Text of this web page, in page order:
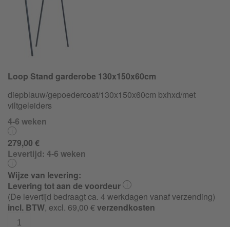
Loop Stand garderobe 130x150x60cm
diepblauw/gepoedercoat/130x150x60cm bxhxd/met
viltgeleiders
4-6 weken
279,00 €
Levertijd: 4-6 weken
Wijze van levering:
Levering tot aan de voordeur
(De levertijd bedraagt ca. 4 werkdagen vanaf verzending)
incl. BTW, excl. 69,00 €verzendkosten